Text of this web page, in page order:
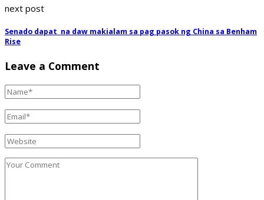
next post
Senado dapat na daw makialam sa pag pasok ng China sa Benham
Rise
Leave a Comment